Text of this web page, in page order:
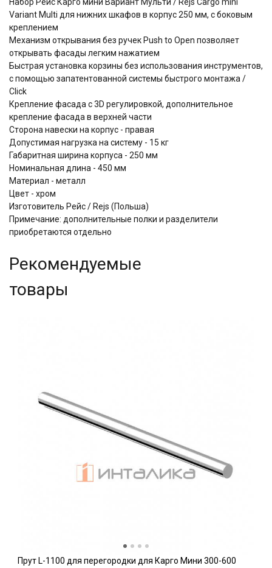
Variant Multi для нижних шкафов в корпус 250 мм, с боковым
креплением
Механизм открывания без ручек Push to Open позволяет
открывать фасады легким нажатием
​​​​​​​Быстрая установка корзины без использования инструментов,
с помощью запатентованной системы быстрого монтажа /
Click
Крепление фасада с 3D регулировкой, дополнительное
крепление фасада в верхней части
Сторона навески на корпус - правая
Допустимая нагрузка на систему - 15 кг
Габаритная ширина корпуса - 250 мм
Номинальная длина - 450 мм
Материал - металл
Цвет - хром
Изготовитель Рейс / Rejs (Польша)
Примечание: дополнительные полки и разделители
приобретаются отдельно
Рекомендуемые
товары
Прут L-1100 для перегородки для Карго Мини 300-600